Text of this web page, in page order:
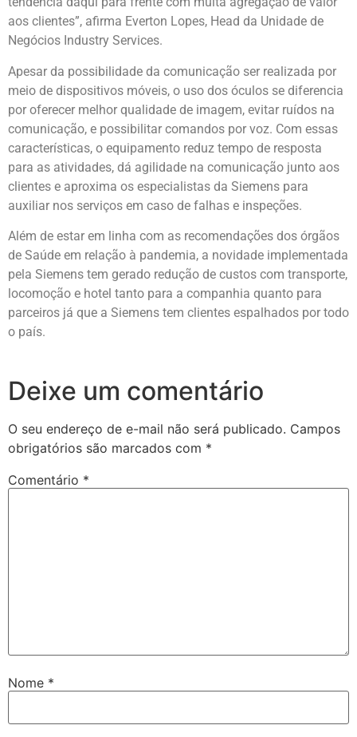
aos clientes”, afirma Everton Lopes, Head da Unidade de
Negócios Industry Services.
Apesar da possibilidade da comunicação ser realizada por
meio de dispositivos móveis, o uso dos óculos se diferencia
por oferecer melhor qualidade de imagem, evitar ruídos na
comunicação, e possibilitar comandos por voz. Com essas
características, o equipamento reduz tempo de resposta
para as atividades, dá agilidade na comunicação junto aos
clientes e aproxima os especialistas da Siemens para
auxiliar nos serviços em caso de falhas e inspeções.
Além de estar em linha com as recomendações dos órgãos
de Saúde em relação à pandemia, a novidade implementada
pela Siemens tem gerado redução de custos com transporte,
locomoção e hotel tanto para a companhia quanto para
parceiros já que a Siemens tem clientes espalhados por todo
o país.
Deixe um comentário
O seu endereço de e-mail não será publicado. Campos
obrigatórios são marcados com *
Comentário *
Nome *